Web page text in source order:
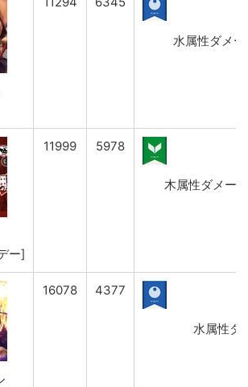
水属性ダメ
ー]
11999 5978
木属性ダメー
16078 4377
水属性ダ